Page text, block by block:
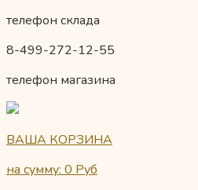
телефон склада
8-499-272-12-55
телефон магазина
ВАША КОРЗИНА
на сумму: 0 Руб